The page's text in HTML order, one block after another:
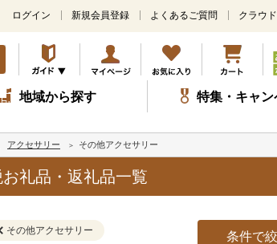
メ
ン
コ
ン
テ
ツ
ッ
ログイン 新規会員登録 よくあるご質問 クラウ
地域から探す 特集・キャン
アクセサリー その他アクセサリー
礼品・返礼品一覧
その他アクセサリー 条件で